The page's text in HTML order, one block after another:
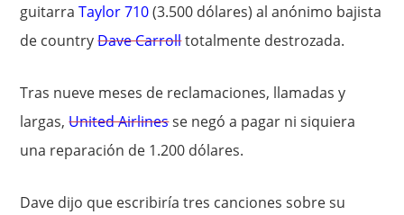
guitarraTaylor 710(3.500 dólares) al anónimo bajista
de countryDave Carrolltotalmente destrozada.
Tras nueve meses de reclamaciones, llamadas y
largas,United Airlinesse negó a pagar ni siquiera
una reparación de 1.200 dólares.
Dave dijo que escribiría tres canciones sobre su